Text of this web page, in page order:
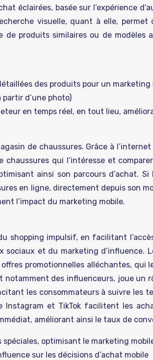
éclairées, basée sur l’expérience
visuelle, quant à elle, permet
de produits similaires ou de
des produits pour un marketing
d’une photo)
en temps réel, en tout lieu,
de chaussures. Grâce à
chaussures qui l’intéresse et
ainsi son parcours d’achat.
en ligne, directement depuis son
l’impact du marketing mobile.
shopping impulsif, en facilitant
sociaux et du marketing d’influence.
promotionnelles alléchantes, qui
notamment des influenceurs, joue un
les consommateurs à suivre les
Instagram et TikTok facilitent les
améliorant ainsi le taux de
optimisant le marketing
sur les décisions d’achat mobile